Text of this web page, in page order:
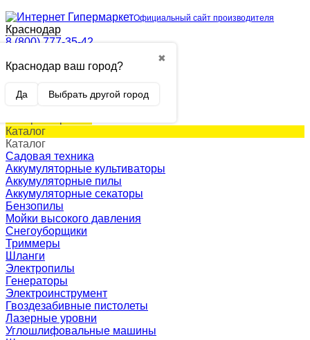
Официальный сайт производителя
Краснодар
✖
Краснодар ваш город?
Да Выбрать другой город
8 (800) 777-35-42
0
0 p.
(пусто)
Каталог
Каталог
Садовая техника
Аккумуляторные культиваторы
Аккумуляторные пилы
Аккумуляторные секаторы
Бензопилы
Мойки высокого давления
Снегоуборщики
Триммеры
Шланги
Электропилы
Генераторы
Электроинструмент
Гвоздезабивные пистолеты
Лазерные уровни
Углошлифовальные машины